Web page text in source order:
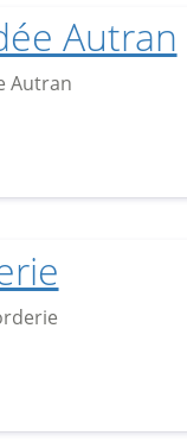
Autran
Autran
Amedée Autran
Corderie